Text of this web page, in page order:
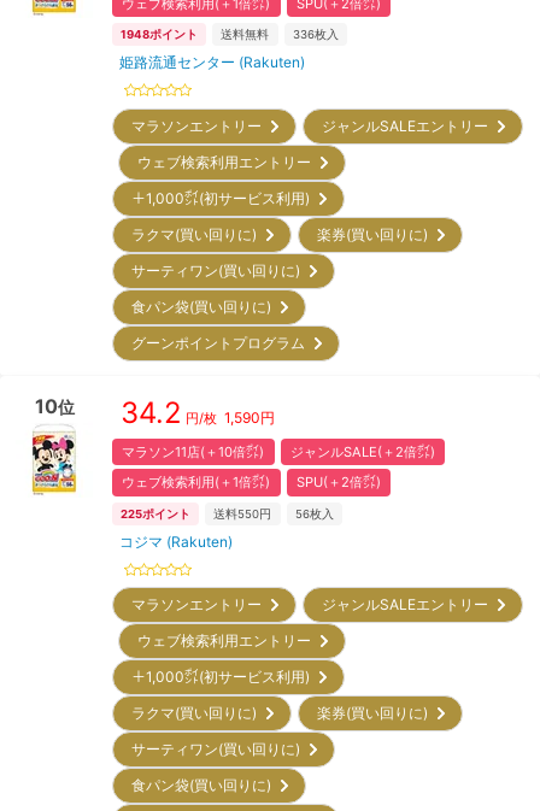
1948ポイント 送料無料 336枚入
姫路流通センター (Rakuten)
マラソンエントリー
ジャンルSALEエントリー
ウェブ検索利用エントリー
＋1,000㌽(初サービス利用)
ラクマ(買い回りに)
楽券(買い回りに)
サーティワン(買い回りに)
食パン袋(買い回りに)
グーンポイントプログラム
10位 34.2 円/枚 1,590円
マラソン11店(＋10倍㌽)
ジャンルSALE(＋2倍㌽)
ウェブ検索利用(＋1倍㌽)
SPU(＋2倍㌽)
225ポイント 送料550円 56枚入
コジマ (Rakuten)
マラソンエントリー
ジャンルSALEエントリー
ウェブ検索利用エントリー
＋1,000㌽(初サービス利用)
ラクマ(買い回りに)
楽券(買い回りに)
サーティワン(買い回りに)
食パン袋(買い回りに)